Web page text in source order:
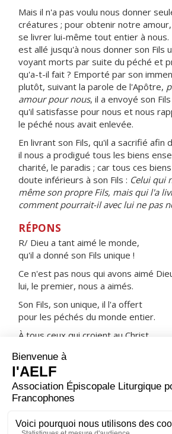
Mais il n'a pas voulu nous donner
créatures ; pour obtenir notre
se livrer lui-même tout entier à
est allé jusqu'à nous donner son Fils
voyant morts par suite du péché et
qu'a-t-il fait ? Emporté par son
plutôt, suivant la parole de l'Apôtre,
amour pour nous, il a envoyé son
qu'il satisfasse pour nous et nous
le péché nous avait enlevée.
En livrant son Fils, qu'il a sacrifié afin
il nous a prodigué tous les biens
charité, le paradis ; car tous ces
doute inférieurs à son Fils : Celui qui
même son propre Fils, mais qui l'a
comment pourrait-il avec lui ne pas
RÉPONS
R/ Dieu a tant aimé le monde,
qu'il a donné son Fils unique !
Ce n'est pas nous qui avons aimé
lui, le premier, nous a aimés.
Son Fils, son unique, il l'a offert
pour les péchés du monde entier.
À tous ceux qui croient au Christ,
ORAISON
Seigneur qui ne cesses d’éveiller
nouveaux modèles de vertu, fais-
d’ardeur pour le salut de nos frères,